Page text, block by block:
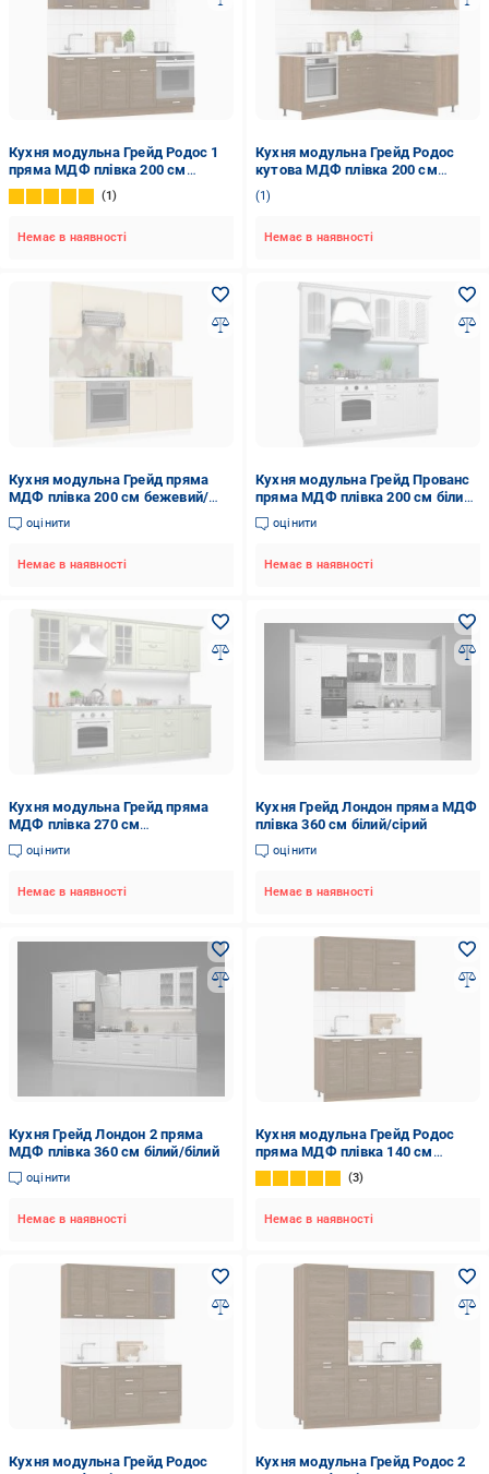
Кухня модульна Грейд Родос 1
пряма МДФ плівка 200 см
коричневий/коричневий
1
Немає в наявності
Кухня модульна Грейд Родос
кутова МДФ плівка 200 см
×160коричневий/коричневий
1
Немає в наявності
Кухня модульна Грейд пряма
МДФ плівка 200 см бежевий/
білий
оцінити
Немає в наявності
Кухня модульна Грейд Прованс
пряма МДФ плівка 200 см білий/
білий
оцінити
Немає в наявності
Кухня модульна Грейд пряма
МДФ плівка 270 см
фісташковий/білий
оцінити
Немає в наявності
Кухня Грейд Лондон пряма МДФ
плівка 360 см білий/сірий
оцінити
Немає в наявності
Кухня Грейд Лондон 2 пряма
МДФ плівка 360 см білий/білий
оцінити
Немає в наявності
Кухня модульна Грейд Родос
пряма МДФ плівка 140 см
коричневий/коричневий
3
Немає в наявності
Кухня модульна Грейд Родос
Кухня модульна Грейд Родос 2